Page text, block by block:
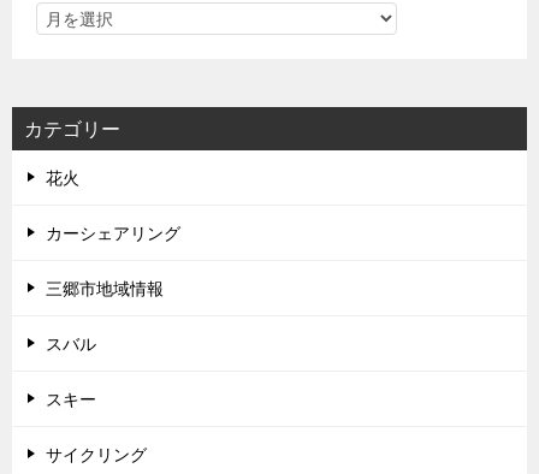
カテゴリー
花火
カーシェアリング
三郷市地域情報
スバル
スキー
サイクリング